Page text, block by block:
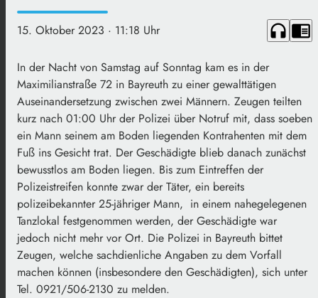
15. Oktober 2023 · 11:18 Uhr headphones chrome_reader_mode
In der Nacht von Samstag auf Sonntag kam es in der
Maximilianstraße 72 in Bayreuth zu einer gewalttätigen
Auseinandersetzung zwischen zwei Männern. Zeugen teilten
kurz nach 01:00 Uhr der Polizei über Notruf mit, dass soeben
ein Mann seinem am Boden liegenden Kontrahenten mit dem
Fuß ins Gesicht trat. Der Geschädigte blieb danach zunächst
bewusstlos am Boden liegen. Bis zum Eintreffen der
Polizeistreifen konnte zwar der Täter, ein bereits
polizeibekannter 25-jähriger Mann, in einem nahegelegenen
Tanzlokal festgenommen werden, der Geschädigte war
jedoch nicht mehr vor Ort. Die Polizei in Bayreuth bittet
Zeugen, welche sachdienliche Angaben zu dem Vorfall
machen können (insbesondere den Geschädigten), sich unter
Tel. 0921/506-2130 zu melden.